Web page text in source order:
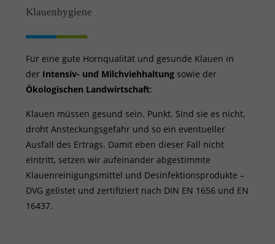
Klauenhygiene
Für eine gute Hornqualität und gesunde Klauen in
der Intensiv- und Milchviehhaltung sowie der
Ökologischen Landwirtschaft:
Klauen müssen gesund sein. Punkt. Sind sie es nicht,
droht Ansteckungsgefahr und so ein eventueller
Ausfall des Ertrags. Damit eben dieser Fall nicht
eintritt, setzen wir aufeinander abgestimmte
Klauenreinigungsmittel und Desinfektionsprodukte –
DVG gelistet und zertifiziert nach DIN EN 1656 und EN
16437.